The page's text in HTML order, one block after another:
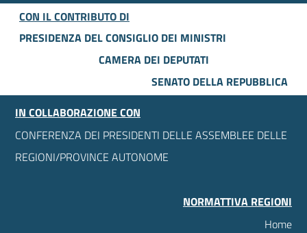
CON IL CONTRIBUTO DI
PRESIDENZA DEL CONSIGLIO DEI MINISTRI
CAMERA DEI DEPUTATI
SENATO DELLA REPUBBLICA
IN COLLABORAZIONE CON
CONFERENZA DEI PRESIDENTI DELLE ASSEMBLEE DELLE
REGIONI/PROVINCE AUTONOME
NORMATTIVA REGIONI
Home